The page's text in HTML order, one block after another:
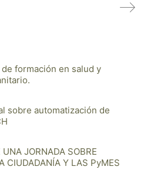
formación en salud y
sobre automatización de
JORNADA SOBRE
CIUDADANÍA Y LAS PyMES